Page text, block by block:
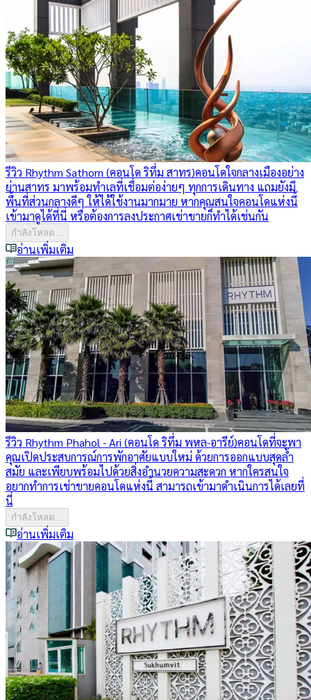
รีวิว Rhythm Sathorn (คอนโด ริทึ่ม สาทร)คอนโดใจกลางเมืองอย่าง
ย่านสาทร มาพร้อมทำเลที่เชื่อมต่อง่ายๆ ทุกการเดินทาง แถมยังมี
พื้นที่ส่วนกลางดีๆ ให้ได้ใช้งานมากมาย หากคุณสนใจคอนโดแห่งนี้
เข้ามาดูได้ที่นี่ หรือต้องการลงประกาศเช่าขายก็ทำได้เช่นกัน
กำลังโหลด...
อ่านเพิ่มเติม
รีวิว Rhythm Phahol - Ari (คอนโด ริทึ่ม พหล-อารีย์)คอนโดที่จะพา
คุณเปิดประสบการณ์การพักอาศัยแบบใหม่ ด้วยการออกแบบสุดล้ำ
สมัย และเพียบพร้อมไปด้วยสิ่งอำนวยความสะดวก หากใครสนใจ
อยากทำการเช่าขายคอนโดแห่งนี้ สามารถเข้ามาดำเนินการได้เลยที่
นี่
กำลังโหลด...
อ่านเพิ่มเติม